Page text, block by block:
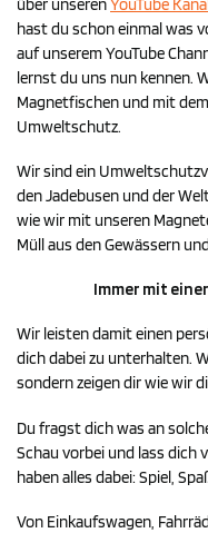
hast du schon einmal was
auf unserem YouTube
lernst du uns nun kennen.
Magnetfischen und mit
Umweltschutz.
Wir sind ein
den Jadebusen und der
wie wir mit unseren
Müll aus den Gewässern
Immer mit
Wir leisten damit einen
dich dabei zu unterhalten.
sondern zeigen dir wie wir
Du fragst dich was an
Schau vorbei und lass dich
haben alles dabei: Spiel,
Von Einkaufswagen,